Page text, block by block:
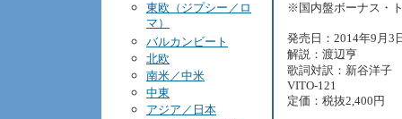
東欧（ジプシー／ロ
マ）
バルカンビート
北欧
南米／中米
中東
アジア／日本
※国内盤ボーナス・
発売日：2014年9月3
解説：渡辺亨
歌詞対訳：新谷洋子
VITO-121
定価：税抜2,400円